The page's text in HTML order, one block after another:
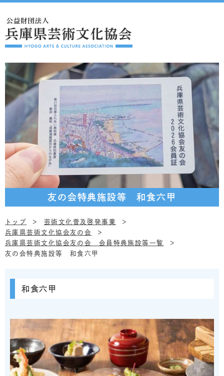
友の会特典施設等 和食六甲
トップ
芸術文化普及啓発事業
兵庫県芸術文化協会友の会
兵庫県芸術文化協会友の会 会員特典施設等一覧
友の会特典施設等 和食六甲
和食六甲